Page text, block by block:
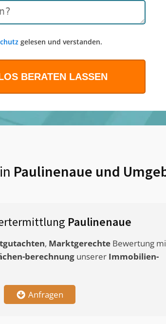
gelesen und verstanden.
Paulinenaue und
Paulinenaue
, Marktgerechte Bewertung
berechnung unserer Immobilien-
Anfragen